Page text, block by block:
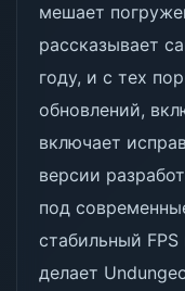
мешает
рассказывает
году, и с тех
обновлений,
включает
версии
под
стабильный
делает